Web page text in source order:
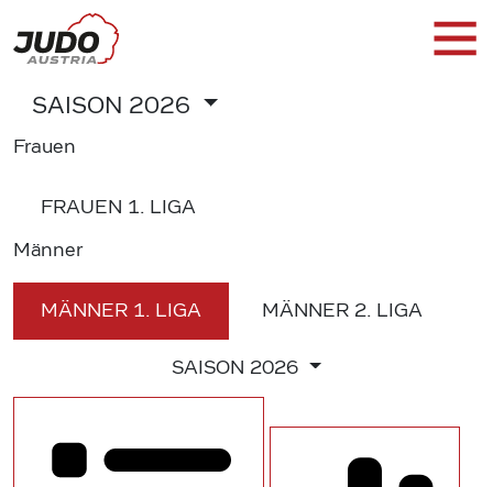
SAISON 2026
Frauen
FRAUEN 1. LIGA
Männer
MÄNNER 1. LIGA MÄNNER 2. LIGA
SAISON 2026